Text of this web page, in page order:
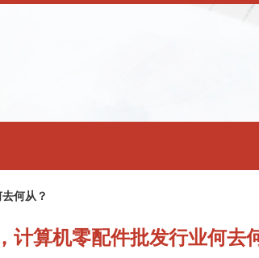
何从？
计算机零配件批发行业何去